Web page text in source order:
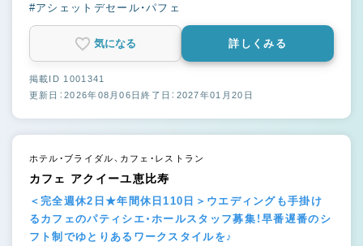
#アシェットデセール・パフェ
気になる 詳しくみる
掲載ID 1001341
更新日：2026年08月06日終了日：2027年01月20日
ホテル・ブライダル、カフェ・レストラン
カフェ アクイーユ恵比寿
＜完全週休2日★年間休日110日＞ウエディングも手掛け
るカフェのパティシエ・ホールスタッフ募集！早番遅番のシ
フト制でゆとりあるワークスタイルを♪